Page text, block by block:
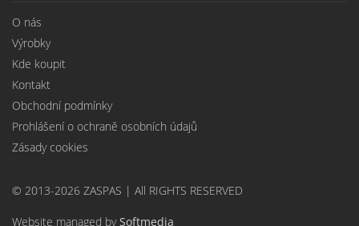
O nás
Výrobky
Kde koupit
Kontakt
Obchodní podmínky
Prohlášení o ochraně osobních údajů
Zásady cookies
© 2013-2026 ZASPAS | All RIGHTS RESERVED
Website managed bySoftmedia